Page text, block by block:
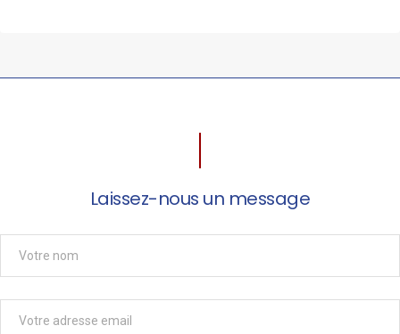
Laissez-nous un message